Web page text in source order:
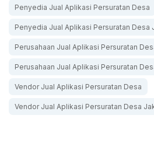
Penyedia Jual Aplikasi Persuratan Desa
Penyedia Jual Aplikasi Persuratan Desa
Perusahaan Jual Aplikasi Persuratan
Perusahaan Jual Aplikasi Persuratan
Vendor Jual Aplikasi Persuratan Desa
Vendor Jual Aplikasi Persuratan Desa